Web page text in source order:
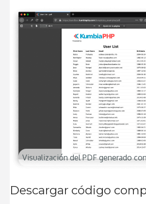
Visualización del PDF generado
Descargar código